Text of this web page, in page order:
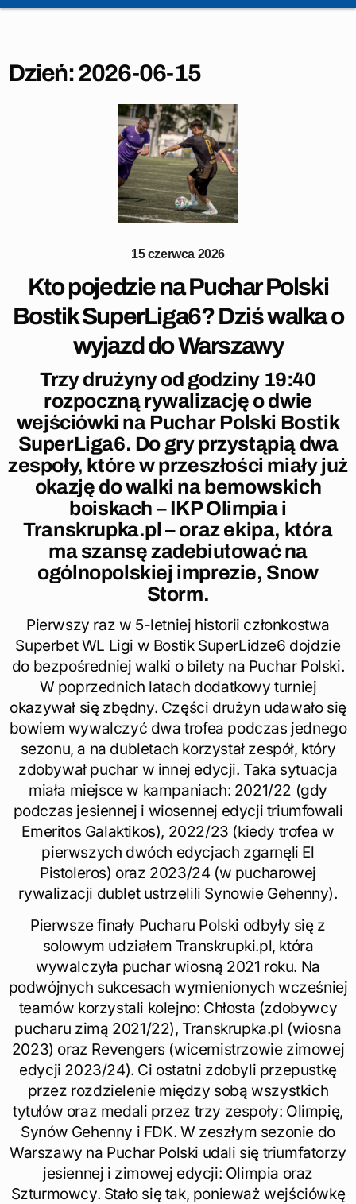
Dzień:2026-06-15
15 czerwca 2026
Kto pojedzie na Puchar Polski
Bostik SuperLiga6? Dziś walka o
wyjazd do Warszawy
Trzy drużyny od godziny 19:40
rozpoczną rywalizację o dwie
wejściówki na Puchar Polski Bostik
SuperLiga6. Do gry przystąpią dwa
zespoły, które w przeszłości miały już
okazję do walki na bemowskich
boiskach – IKP Olimpia i
Transkrupka.pl – oraz ekipa, która
ma szansę zadebiutować na
ogólnopolskiej imprezie, Snow
Storm.
Pierwszy raz w 5-letniej historii członkostwa
Superbet WL Ligi w Bostik SuperLidze6 dojdzie
do bezpośredniej walki o bilety na Puchar Polski.
W poprzednich latach dodatkowy turniej
okazywał się zbędny. Części drużyn udawało się
bowiem wywalczyć dwa trofea podczas jednego
sezonu, a na dubletach korzystał zespół, który
zdobywał puchar w innej edycji. Taka sytuacja
miała miejsce w kampaniach: 2021/22 (gdy
podczas jesiennej i wiosennej edycji triumfowali
Emeritos Galaktikos), 2022/23 (kiedy trofea w
pierwszych dwóch edycjach zgarnęli El
Pistoleros) oraz 2023/24 (w pucharowej
rywalizacji dublet ustrzelili Synowie Gehenny).
Pierwsze finały Pucharu Polski odbyły się z
solowym udziałem Transkrupki.pl, która
wywalczyła puchar wiosną 2021 roku. Na
podwójnych sukcesach wymienionych wcześniej
teamów korzystali kolejno: Chłosta (zdobywcy
pucharu zimą 2021/22), Transkrupka.pl (wiosna
2023) oraz Revengers (wicemistrzowie zimowej
edycji 2023/24). Ci ostatni zdobyli przepustkę
przez rozdzielenie między sobą wszystkich
tytułów oraz medali przez trzy zespoły: Olimpię,
Synów Gehenny i FDK. W zeszłym sezonie do
Warszawy na Puchar Polski udali się triumfatorzy
jesiennej i zimowej edycji: Olimpia oraz
Szturmowcy. Stało się tak, ponieważ wejściówkę